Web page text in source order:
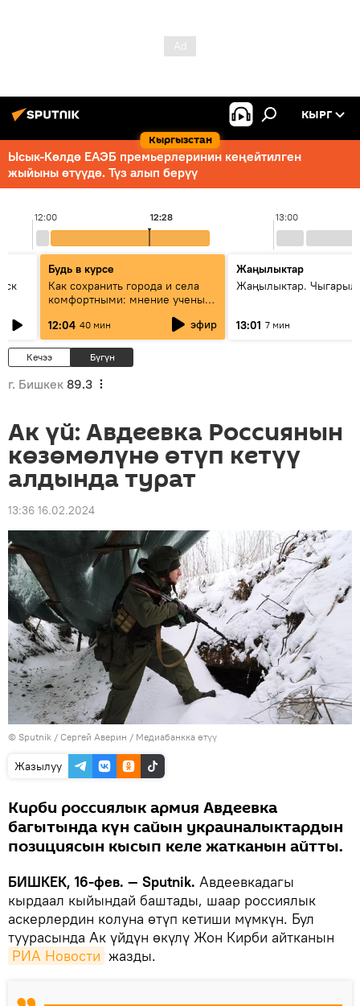
Кыргызстан
КЫРГ
Ысык-Көлдө ЕАЭБ премьерлеринин кеңейтилген
жыйыны өтүүдө. Түз алып берүү
12:00 13:00
12:28
Будь в курсе
Как сохранить города и села
комфортными: мнение ученых
12:04 40 мин эфир
Жаңылыктар
Жаңылыктар.
13:01 7 мин
Кечээ Бүгүн
г. Бишкек 89.3
Ак үй: Авдеевка Россиянын
көзөмөлүнө өтүп кетүү
алдында турат
13:36 16.02.2024
© Sputnik / Сергей Аверин / Медиабанкка өтүү
Жазылуу
Кирби россиялык армия Авдеевка
багытында күн сайын украиналыктардын
позициясын кысып келе жатканын айтты.
БИШКЕК, 16-фев. — Sputnik. Авдеевкадагы
кырдаал кыйындай баштады, шаар россиялык
аскерлердин колуна өтүп кетиши мүмкүн. Бул
туурасында Ак үйдүн өкүлү Жон Кирби айтканын
РИА Новости жазды.